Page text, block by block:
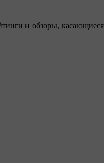
и обзоры, касающиеся